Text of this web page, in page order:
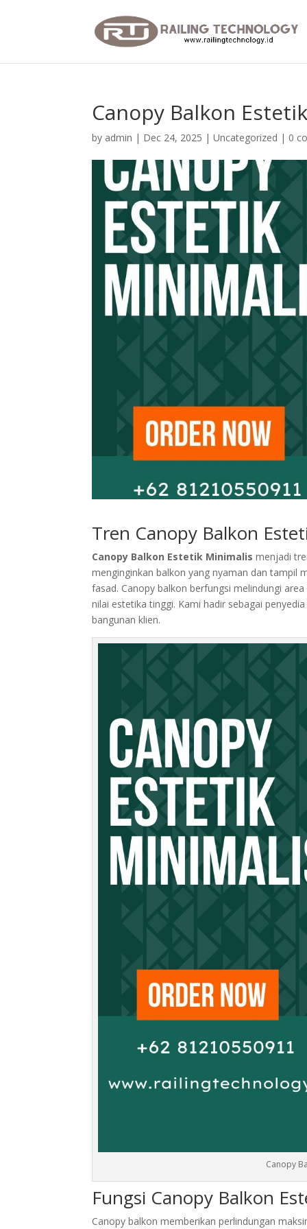
Canopy Balkon
by admin | Dec 24, 2025 |Uncategorized | 0
Tren Canopy Balkon
Canopy Balkon Estetik Minimalis menjadi
menginginkan balkon yang nyaman dan tampil
fasad. Canopy balkon berfungsi melindungi
nilai estetika tinggi. Kami hadir sebagai
bangunan klien.
Canopy
Fungsi Canopy Balkon
Canopy balkon memberikan perlindungan